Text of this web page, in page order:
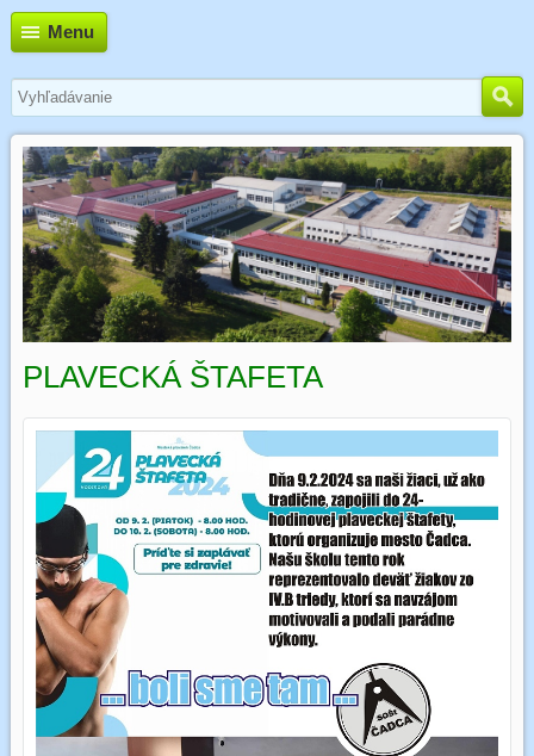
Menu
PLAVECKÁ ŠTAFETA